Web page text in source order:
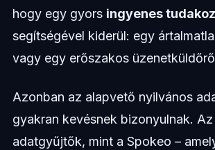
hogy egy gyors ingyenes
segítségével kiderül: egy
vagy egy erőszakos
Azonban az alapvető nyilvános
gyakran kevésnek bizonyulnak.
adatgyűjtők, mint a Spokeo –